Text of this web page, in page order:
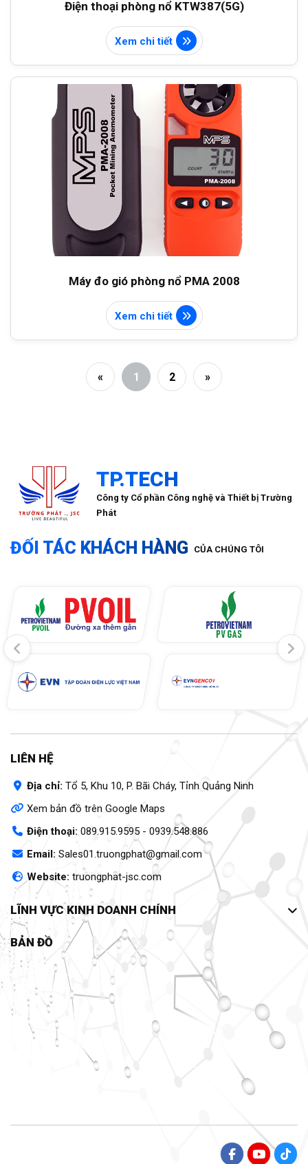
Điện thoại phòng nổ KTW387(5G)
Xem chi tiết
Máy đo gió phòng nổ PMA 2008
Xem chi tiết
« 1 2 »
TP.TECH
Công ty Cổ phần Công nghệ và Thiết bị Trường
Phát
ĐỐI TÁC KHÁCH HÀNG CỦA CHÚNG TÔI
LIÊN HỆ
Địa chỉ: Tổ 5, Khu 10, P. Bãi Cháy, Tỉnh Quảng Ninh
Xem bản đồ trên Google Maps
Điện thoại: 089.915.9595 - 0939.548.886
Email: Sales01.truongphat@gmail.com
Website: truongphat-jsc.com
LĨNH VỰC KINH DOANH CHÍNH
BẢN ĐỒ